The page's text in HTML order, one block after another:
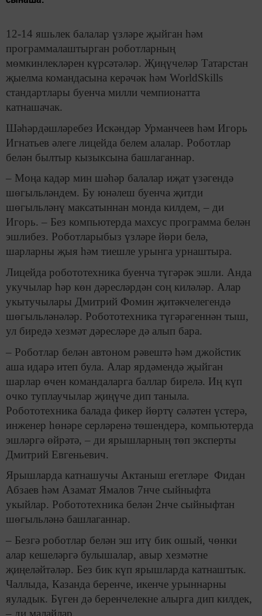
12-14 яшьлек балалар үзләре җыйган һәм
программалаштырган роботларның
мөмкинлекләрен күрсәтәләр. Җиңүчеләр Татарстан
җыелма командасына керәчәк һәм WorldSkills
стандартлары буенча милли чемпионатта
катнашачак.
Шәһәрдәшләребез Искәндәр Урманчеев һәм Игорь
Игнатьев әлеге лицейда белем алалар. Роботлар
белән былтыр кызыксына башлаганнар.
– Моңа кадәр мин шәһәр балалар иҗат үзәгендә
шөгыльләндем. Бу юнәлеш буенча җитди
шөгыльләнү максатыннан монда килдем, – ди
Игорь. – Без компьютерда махсус программа белән
эшлибез. Роботларыбыз үзләре йөри белә,
шарларны җыя һәм тиешле урынга урнаштыра.
Лицейда робототехника буенча түгәрәк эшли. Анда
укучылар һәр көн дәресләрдән соң киләләр. Алар
укытучылары Дмитрий Фомин җитәкчелегендә
шөгыльләнәләр. Робототехника түгәрәгеннән тыш,
ул биредә хезмәт дәресләре дә алып бара.
– Роботлар белән автоном рәвештә һәм джойстик
аша идарә итеп була. Алар ярдәмендә җыйган
шарлар өчен командаларга баллар бирелә. Иң күп
очко туплаучылар җиңүче дип таныла.
Робототехника балада фикер йөртү сәләтен үстерә,
инженер һөнәре серләренә төшендерә, компьютерда
эшләргә өйрәтә, – ди ярышларның төп эксперты
Дмитрий Евгеньевич.
Ярышларда катнашучы Актаныш егетләре Фидан
Абзаев һәм Азамат Ямалов 7нче сыйныфта
укыйлар. Робототехника белән 2нче сыйныфтан
шөгыльләнә башлаганнар.
– Безгә роботлар белән эш итү бик ошый, чөнки
алар кешеләргә булышалар, авыр хезмәтне
җиңеләйтәләр. Без бик күп ярышларда катнаштык.
Чаллыда, Казанда беренче, икенче урыннарны
яуладык. Бүген дә беренчелекне алырга дип килдек,
– ди малайлар.